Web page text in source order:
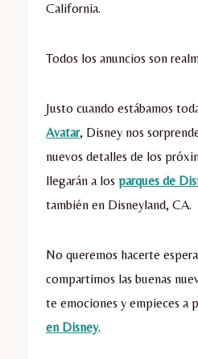
California.
Todos los anuncios son
Justo cuando estábamos
Avatar, Disney nos
nuevos detalles de los
llegarán a los parques de
también en Disneyland, CA.
No queremos hacerte
compartimos las buenas
te emociones y empieces a
en Disney.